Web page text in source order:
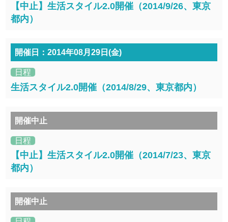
【中止】生活スタイル2.0開催（2014/9/26、東京
都内）
開催日：2014年08月29日(金)
日程
生活スタイル2.0開催（2014/8/29、東京都内）
開催中止
日程
【中止】生活スタイル2.0開催（2014/7/23、東京
都内）
開催中止